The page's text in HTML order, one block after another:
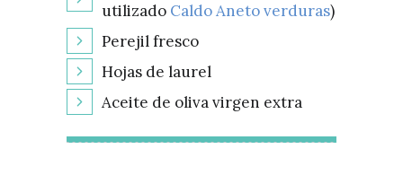
utilizado Caldo Aneto verduras)
Perejil fresco
Hojas de laurel
Aceite de oliva virgen extra